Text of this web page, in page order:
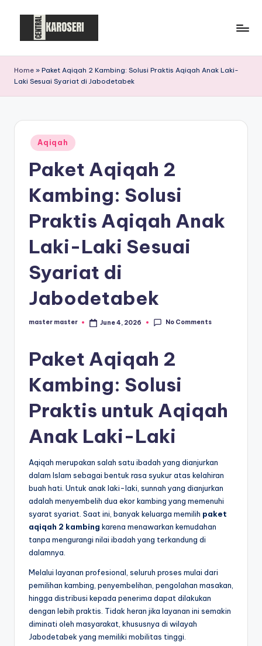
e
n
K
Home » Paket Aqiqah 2 Kambing: Solusi Praktis Aqiqah Anak Laki-
Laki Sesuai Syariat di Jabodetabek
Posted
in
Aqiqah
Paket Aqiqah 2
Kambing: Solusi
Praktis Aqiqah Anak
Laki-Laki Sesuai
Syariat di
Jabodetabek
Posted
master master June 4, 2026 No Comments
Paket Aqiqah 2
Kambing: Solusi
Praktis untuk Aqiqah
Anak Laki-Laki
Aqiqah merupakan salah satu ibadah yang dianjurkan
dalam Islam sebagai bentuk rasa syukur atas kelahiran
buah hati. Untuk anak laki-laki, sunnah yang dianjurkan
adalah menyembelih dua ekor kambing yang memenuhi
syarat syariat. Saat ini, banyak keluarga memilih paket
aqiqah 2 kambing karena menawarkan kemudahan
tanpa mengurangi nilai ibadah yang terkandung di
dalamnya.
Melalui layanan profesional, seluruh proses mulai dari
pemilihan kambing, penyembelihan, pengolahan masakan,
hingga distribusi kepada penerima dapat dilakukan
dengan lebih praktis. Tidak heran jika layanan ini semakin
diminati oleh masyarakat, khususnya di wilayah
Jabodetabek yang memiliki mobilitas tinggi.